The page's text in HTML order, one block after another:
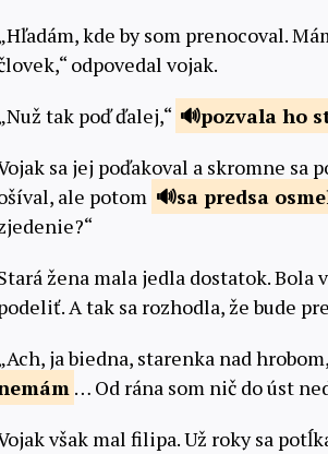
kde by som prenocoval.
odpovedal vojak.
tak poď ďalej,“
pozvala ho
sa jej poďakoval a skromne sa
ale potom
sa predsa
žena mala jedla dostatok.
A tak sa rozhodla, že bude
ja biedna, starenka nad
… Od rána som nič do úst
však mal filipa. Už roky sa